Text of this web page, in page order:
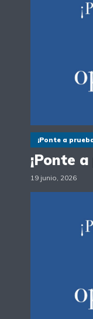
¡Ponte a
¡Ponte
19 junio, 2026